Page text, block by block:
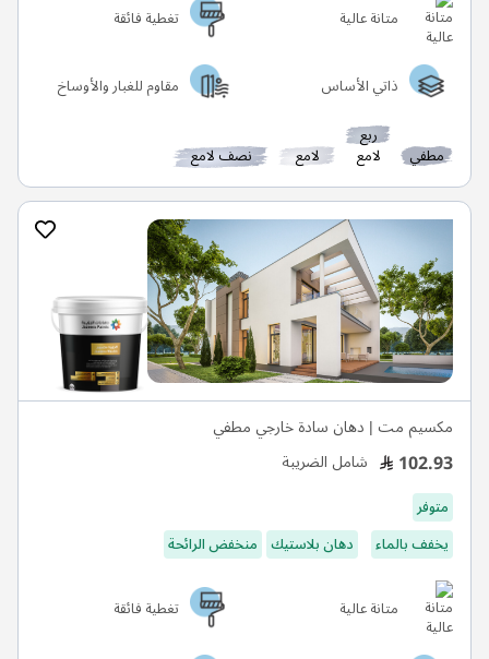
متانة عالية تغطية فائقة
ذاتي الأساس مقاوم للغبار والأوساخ
مطفي
ربع
لامع لامع نصف لامع
مكسيم مت | دهان سادة خارجي مطفي
102.93 شامل الضريبة
متوفر
يخفف بالماء
دهان بلاستيك منخفض الرائحة
متانة عالية تغطية فائقة